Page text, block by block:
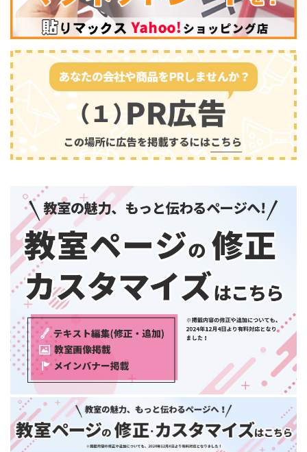
三重県
関西
滋賀県
京都府
大阪府
兵庫県
奈良県
和歌山県
中国・四国
岡山県
広島県
山口県
徳島県
香川県
愛媛県
高知県
九州・沖縄
福岡県
佐賀県
長崎県
熊本県
大分県
宮崎県
鹿児島県
音楽 (2413)
芸術 (179)